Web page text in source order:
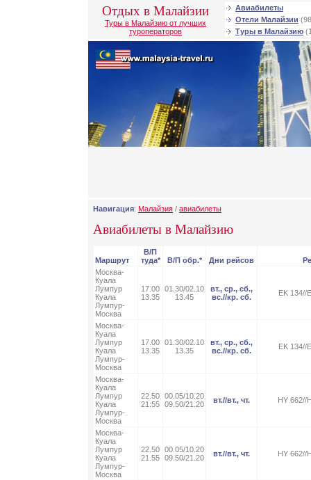
Отдых в Малайзии
Туры в Малайзию от лучших
туроператоров
Авиабилеты
Отели Малайзии
Туры в Малайзию
Навигация: Малайзия / авиабилеты
Авиабилеты в Малайзию
Маршрут
В/П
туда*
В/П обр.* Дни рейсов
Москва-
Куала
Лумпур
Куала
Лумпур-
Москва
17.00
13.35
01.30/02.10
13.45
вт., ср., сб.,
вс.//кр. сб.
EK 134//
Москва-
Куала
Лумпур
Куала
Лумпур-
Москва
17.00
13.35
01.30/02.10
13.35
вт., ср., сб.,
вс.//кр. сб.
EK 134//
Москва-
Куала
Лумпур
Куала
Лумпур-
Москва
22.50
21:55
00.05/10.20
09.50/21.20
вт.//вт., чт. HY 662//
Москва-
Куала
Лумпур
Куала
Лумпур-
Москва
22.50
21.55
00.05/10.20
09.50/21.20
вт.//вт., чт. HY 662//